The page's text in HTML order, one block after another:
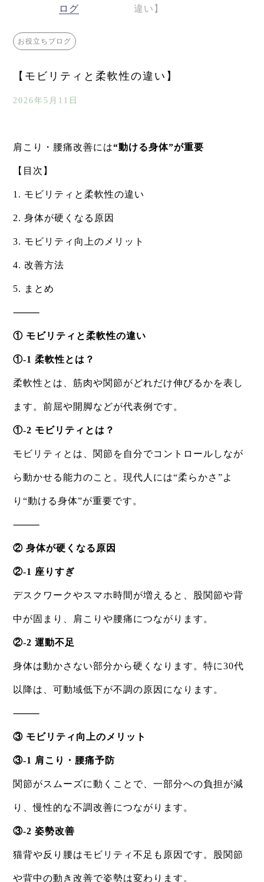
ログ
違い】
お役立ちブログ
【モビリティと柔軟性の違い】
2026年5月11日
肩こり・腰痛改善には“動ける身体”が重要
【目次】
1. モビリティと柔軟性の違い
2. 身体が硬くなる原因
3. モビリティ向上のメリット
4. 改善方法
5. まとめ
⸻
① モビリティと柔軟性の違い
①-1 柔軟性とは？
柔軟性とは、筋肉や関節がどれだけ伸びるかを表し
ます。前屈や開脚などが代表例です。
①-2 モビリティとは？
モビリティとは、関節を自分でコントロールしなが
ら動かせる能力のこと。現代人には“柔らかさ”よ
り“動ける身体”が重要です。
⸻
② 身体が硬くなる原因
②-1 座りすぎ
デスクワークやスマホ時間が増えると、股関節や背
中が固まり、肩こりや腰痛につながります。
②-2 運動不足
身体は動かさない部分から硬くなります。特に30代
以降は、可動域低下が不調の原因になります。
⸻
③ モビリティ向上のメリット
③-1 肩こり・腰痛予防
関節がスムーズに動くことで、一部分への負担が減
り、慢性的な不調改善につながります。
③-2 姿勢改善
猫背や反り腰はモビリティ不足も原因です。股関節
や背中の動き改善で姿勢は変わります。